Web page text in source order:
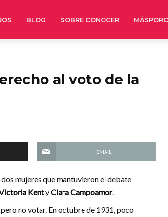
BLOG SOBRE CONOCER
al voto de la
EMAIL
mujeres que mantuvieron el debate
KentyClara Campoamor.
no votar. En octubre de 1931, poco